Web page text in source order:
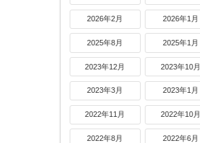
2026年2月 2026年1月
2025年8月 2025年1月
2023年12月 2023年10月
2023年3月 2023年1月
2022年11月 2022年10月
2022年8月 2022年6月